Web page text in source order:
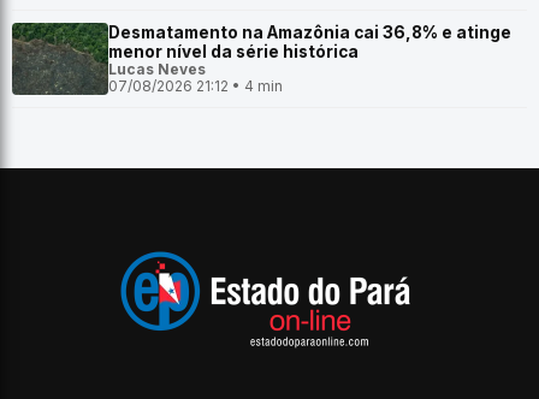
Desmatamento na Amazônia cai 36,8% e atinge
menor nível da série histórica
Lucas Neves
07/08/2026 21:12 • 4 min